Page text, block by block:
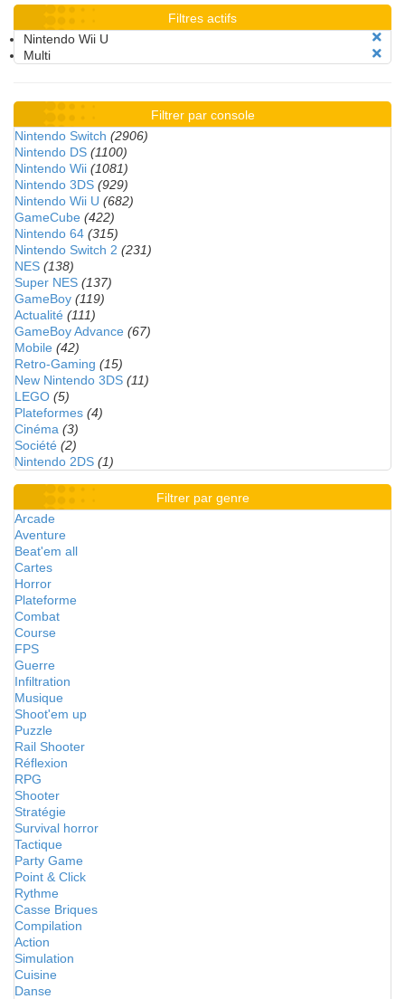
Filtres actifs
Nintendo Wii U
Multi
Filtrer par console
Nintendo Switch (2906)
Nintendo DS (1100)
Nintendo Wii (1081)
Nintendo 3DS (929)
Nintendo Wii U (682)
GameCube (422)
Nintendo 64 (315)
Nintendo Switch 2 (231)
NES (138)
Super NES (137)
GameBoy (119)
Actualité (111)
GameBoy Advance (67)
Mobile (42)
Retro-Gaming (15)
New Nintendo 3DS (11)
LEGO (5)
Plateformes (4)
Cinéma (3)
Société (2)
Nintendo 2DS (1)
Filtrer par genre
Arcade
Aventure
Beat'em all
Cartes
Horror
Plateforme
Combat
Course
FPS
Guerre
Infiltration
Musique
Shoot'em up
Puzzle
Rail Shooter
Réflexion
RPG
Shooter
Stratégie
Survival horror
Tactique
Party Game
Point & Click
Rythme
Casse Briques
Compilation
Action
Simulation
Cuisine
Danse